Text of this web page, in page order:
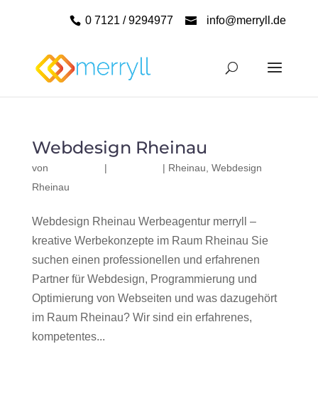
0 7121 / 9294977 info@merryll.de
Webdesign Rheinau
von | | Rheinau Webdesign
Rheinau
Webdesign Rheinau Werbeagentur merryll –
kreative Werbekonzepte im Raum Rheinau Sie
suchen einen professionellen und erfahrenen
Partner für Webdesign, Programmierung und
Optimierung von Webseiten und was dazugehört
im Raum Rheinau? Wir sind ein erfahrenes,
kompetentes...